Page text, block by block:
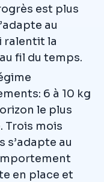
est plus
au
ralentit la
fil du temps.
6 à 10 kg
le plus
Trois mois
s’adapte au
en place et